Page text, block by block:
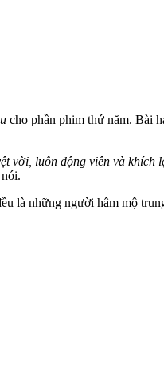
cho phần phim thứ năm. Bài
vời, luôn động viên và khích
là những người hâm mộ